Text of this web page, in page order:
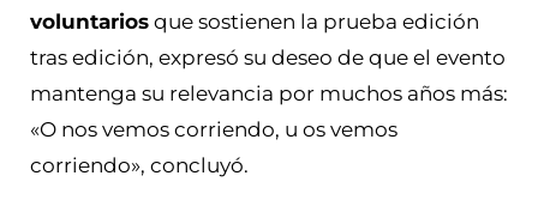
voluntarios que sostienen la prueba edición
tras edición, expresó su deseo de que el evento
mantenga su relevancia por muchos años más:
«O nos vemos corriendo, u os vemos
corriendo», concluyó.